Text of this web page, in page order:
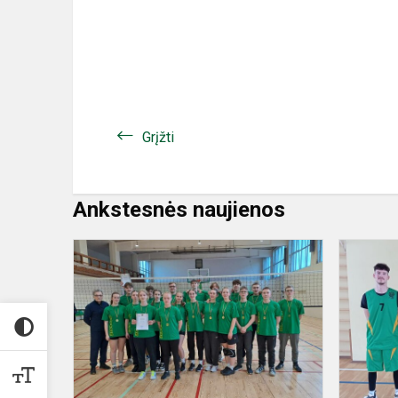
Grįžti
Ankstesnės naujienos
Gimnazistai
–
sporto
entuziastai